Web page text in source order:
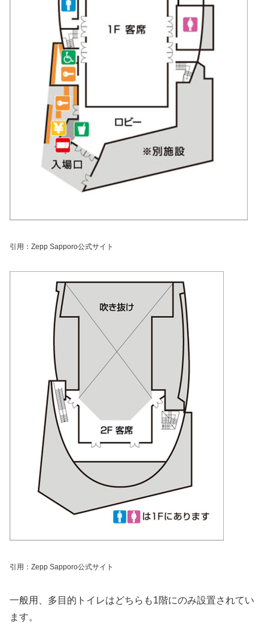
引用：Zepp Sapporo公式サイト
引用：Zepp Sapporo公式サイト
一般用、多目的トイレはどちらも1階にのみ設置されてい
ます。